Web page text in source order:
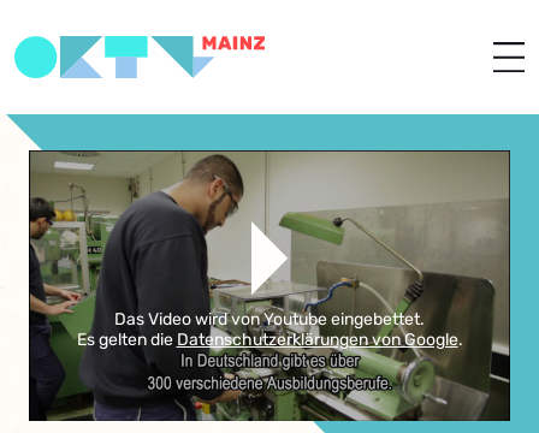
Das Video wird von Youtube eingebettet.
Es gelten die Datenschutzerklärungen von Google.